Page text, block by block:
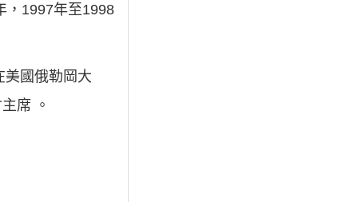
，1997年至1998
美國俄勒岡大
席 。